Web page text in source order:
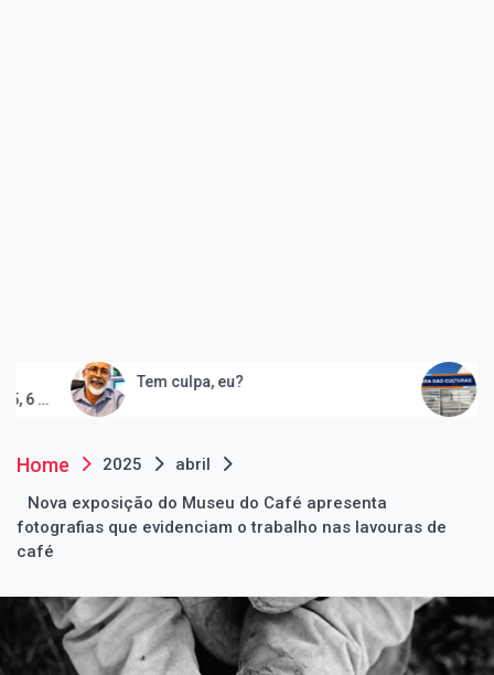
Tem culpa, eu?
Peruíbe
e
artes
Home 2025
abril
Nova exposição do Museu do Café apresenta
fotografias que evidenciam o trabalho nas lavouras de
café